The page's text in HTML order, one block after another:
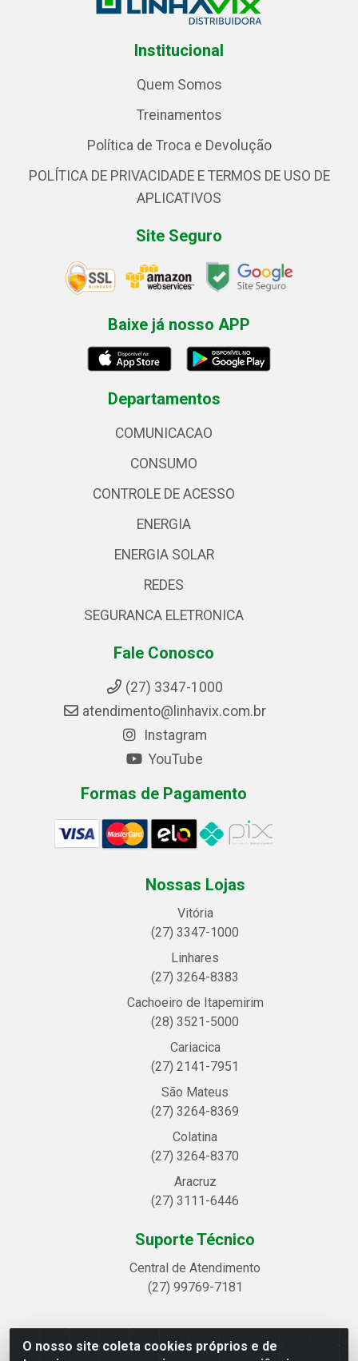
O nosso site coleta cookies próprios e de
Institucional
Quem Somos
Treinamentos
Política de Troca e Devolução
POLÍTICA DE PRIVACIDADE E TERMOS DE USO DE
APLICATIVOS
Site Seguro
Baixe já nosso APP
Departamentos
COMUNICACAO
CONSUMO
CONTROLE DE ACESSO
ENERGIA
ENERGIA SOLAR
REDES
SEGURANCA ELETRONICA
Fale Conosco
(27) 3347-1000
atendimento@linhavix.com.br
Instagram
YouTube
Formas de Pagamento
Nossas Lojas
Vitória
(27) 3347-1000
Linhares
(27) 3264-8383
Cachoeiro de Itapemirim
(28) 3521-5000
Cariacica
(27) 2141-7951
São Mateus
(27) 3264-8369
Colatina
(27) 3264-8370
Aracruz
(27) 3111-6446
Suporte Técnico
Central de Atendimento
(27) 99769-7181
Linhavix Distribuidora LTDA - Avenida Alegre, 2521 -